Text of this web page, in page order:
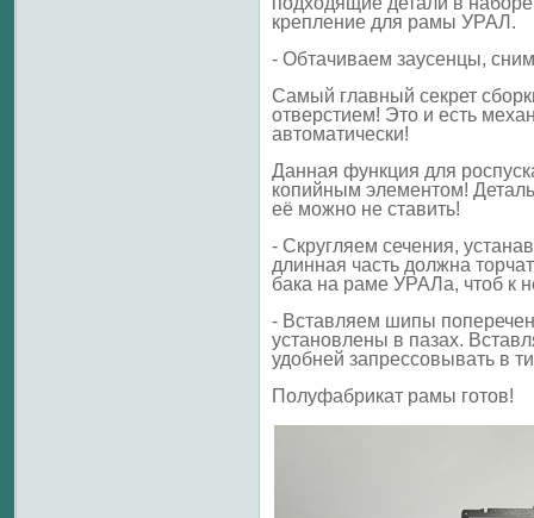
крепление для рамы УРАЛ.
- Обтачиваем заусенцы,
Самый главный секрет
отверстием! Это и есть
автоматически!
Данная функция для
копийным элементом!
её можно не ставить!
- Скругляем сечения,
длинная часть должна
бака на раме УРАЛа, чтоб к
- Вставляем шипы
установлены в пазах.
удобней запрессовывать в
Полуфабрикат рамы готов!